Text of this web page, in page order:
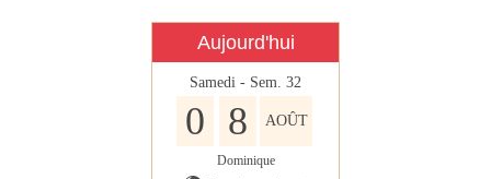
Séjourner à Faverolles
Nos Partenaires
Aujourd'hui
Samedi - Sem. 32
0 8 AOÛT
Dominique